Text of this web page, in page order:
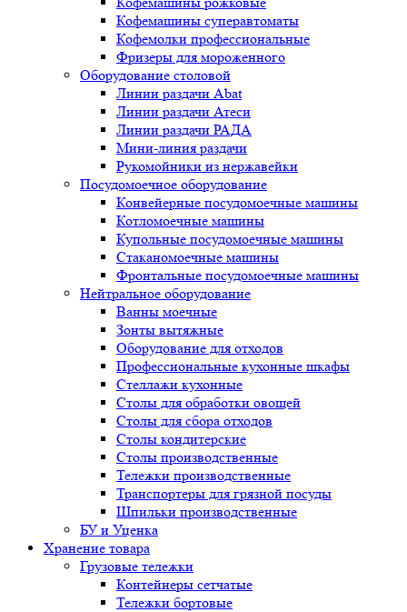
Кофемашины суперавтоматы
Кофемолки профессиональные
Фризеры для мороженного
Оборудование столовой
Линии раздачи Abat
Линии раздачи Атеси
Линии раздачи РАДА
Мини-линия раздачи
Рукомойники из нержавейки
Посудомоечное оборудование
Конвейерные посудомоечные машины
Котломоечные машины
Купольные посудомоечные машины
Стаканомоечные машины
Фронтальные посудомоечные машины
Нейтральное оборудование
Ванны моечные
Зонты вытяжные
Оборудование для отходов
Профессиональные кухонные шкафы
Стеллажи кухонные
Столы для обработки овощей
Столы для сбора отходов
Столы кондитерские
Столы производственные
Тележки производственные
Транспортеры для грязной посуды
Шпильки производственные
БУ и Уценка
Хранение товара
Грузовые тележки
Контейнеры сетчатые
Тележки бортовые